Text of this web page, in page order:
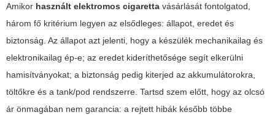
Amikor használt elektromos cigaretta vásárlását fontolgatod,
három fő kritérium legyen az elsődleges: állapot, eredet és
biztonság. Az állapot azt jelenti, hogy a készülék mechanikailag és
elektronikailag ép-e; az eredet kideríthetősége segít elkerülni
hamisítványokat; a biztonság pedig kiterjed az akkumulátorokra,
töltőkre és a tank/pod rendszerre. Tartsd szem előtt, hogy az olcsó
ár önmagában nem garancia: a rejtett hibák később többe